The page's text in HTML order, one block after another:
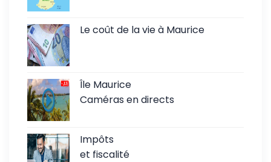
Le coût de la vie à Maurice
Île Maurice
Caméras en directs
Impôts
et fiscalité